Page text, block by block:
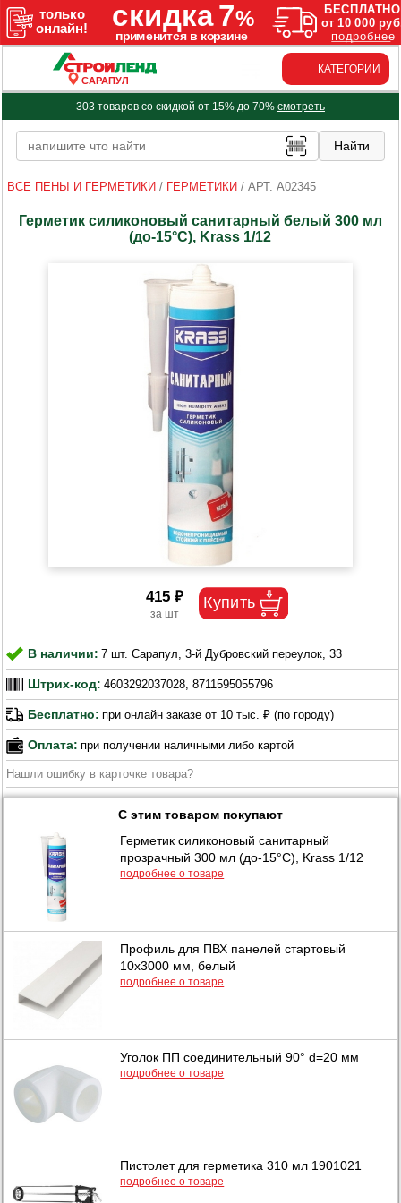
САРАПУЛ
КАТЕГОРИИ
303 товаров со скидкой от 15% до 70% смотреть
ВСЕ ПЕНЫ И ГЕРМЕТИКИ / ГЕРМЕТИКИ / АРТ. A02345
Герметик силиконовый санитарный белый 300 мл
(до-15°C), Krass 1/12
415 ₽
В наличии: 7 шт. Сарапул, 3-й Дубровский переулок, 33
Штрих-код: 4603292037028, 8711595055796
Бесплатно: при онлайн заказе от 10 тыс. ₽ (по городу)
Оплата: при получении наличными либо картой
Нашли ошибку в карточке товара?
С этим товаром покупают
Герметик силиконовый санитарный
прозрачный 300 мл (до-15°C), Krass 1/12
подробнее о товаре
Профиль для ПВХ панелей стартовый
10х3000 мм, белый
подробнее о товаре
Уголок ПП соединительный 90° d=20 мм
подробнее о товаре
Пистолет для герметика 310 мл 1901021
подробнее о товаре